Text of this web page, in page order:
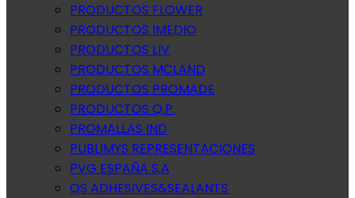
PRODUCTOS FLOWER
PRODUCTOS IMEDIO
PRODUCTOS LIV
PRODUCTOS MCLAND
PRODUCTOS PROMADE
PRODUCTOS Q.P.
PROMALLAS IND
PUBLIMYS REPRESENTACIONES
PVG ESPAÑA S.A
QS ADHESIVES&SEALANTS